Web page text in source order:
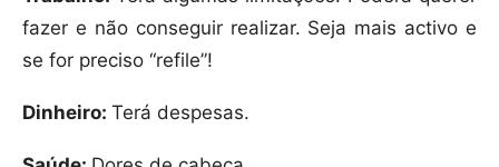
fazer e não conseguir realizar. Seja mais activo e
se for preciso “refile”!
Dinheiro: Terá despesas.